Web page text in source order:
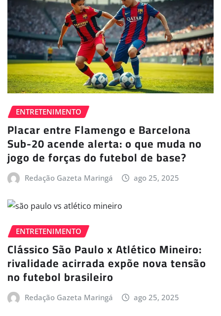
ENTRETENIMENTO
Placar entre Flamengo e Barcelona
Sub-20 acende alerta: o que muda no
jogo de forças do futebol de base?
Redação Gazeta Maringá ago 25, 2025
ENTRETENIMENTO
Clássico São Paulo x Atlético Mineiro:
rivalidade acirrada expõe nova tensão
no futebol brasileiro
Redação Gazeta Maringá ago 25, 2025